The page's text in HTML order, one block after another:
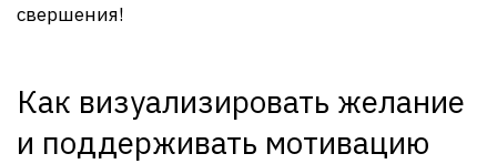
свершения!
Как визуализировать желание
и поддерживать мотивацию